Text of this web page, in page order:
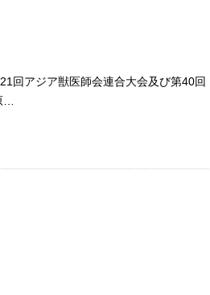
回アジア獣医師会連合大会及び第40回
…